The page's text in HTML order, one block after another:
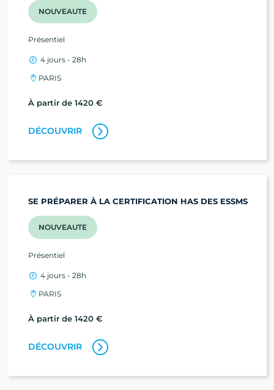
NOUVEAUTE
Présentiel
4 jours - 28h
PARIS
À partir de 1420 €
DÉCOUVRIR
SE PRÉPARER À LA CERTIFICATION HAS DES ESSMS
NOUVEAUTE
Présentiel
4 jours - 28h
PARIS
À partir de 1420 €
DÉCOUVRIR